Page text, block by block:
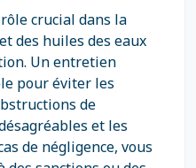
crucial dans la
des huiles des eaux
Un entretien
pour éviter les
de
et les
de négligence, vous